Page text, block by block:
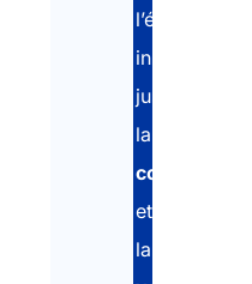
l’évaluation
initiale
jusqu’à
la
collecte
et
la